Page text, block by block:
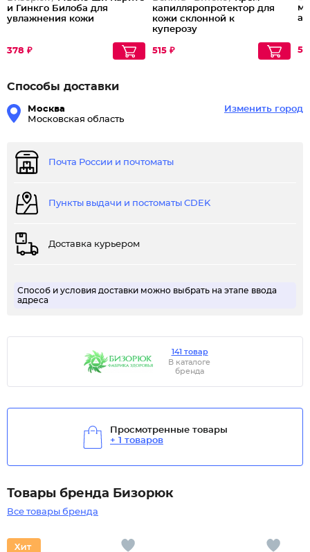
и Гинкго Билоба для
увлажнения кожи
378 ₽
капилляропротектор для
кожи склонной к
куперозу
515 ₽
Способы доставки
Москва
Московская область
Изменить город
Почта России и почтоматы
Пункты выдачи и постоматы CDEK
Доставка курьером
Способ и условия доставки можно выбрать на этапе ввода
адреса
141 товар
В каталоге
бренда
Просмотренные товары
+ 1 товаров
Товары бренда Бизорюк
Все товары бренда